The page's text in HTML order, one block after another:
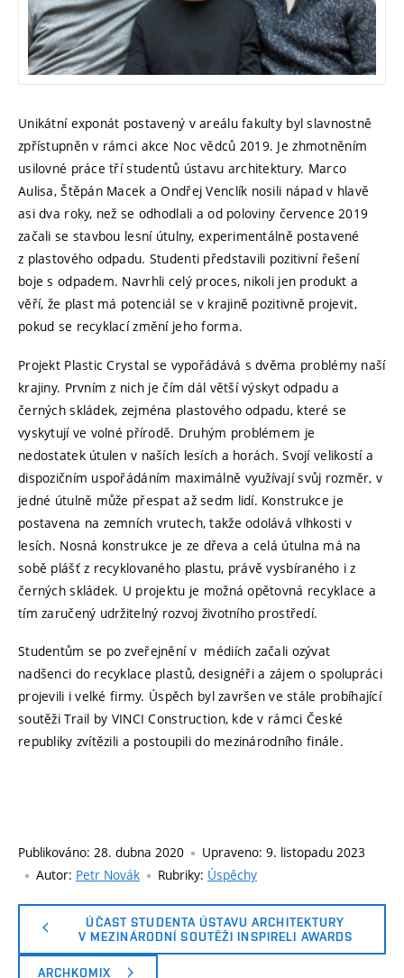
Unikátní exponát postavený v areálu fakulty byl slavnostně
zpřístupněn v rámci akce Noc vědců 2019. Je zhmotněním
usilovné práce tří studentů ústavu architektury. Marco
Aulisa, Štěpán Macek a Ondřej Venclík nosili nápad v hlavě
asi dva roky, než se odhodlali a od poloviny července 2019
začali se stavbou lesní útulny, experimentálně postavené
z plastového odpadu. Studenti představili pozitivní řešení
boje s odpadem. Navrhli celý proces, nikoli jen produkt a
věří, že plast má potenciál se v krajině pozitivně projevit,
pokud se recyklací změní jeho forma.
Projekt Plastic Crystal se vypořádává s dvěma problémy naší
krajiny. Prvním z nich je čím dál větší výskyt odpadu a
černých skládek, zejména plastového odpadu, které se
vyskytují ve volné přírodě. Druhým problémem je
nedostatek útulen v naších lesích a horách. Svojí velikostí a
dispozičním uspořádáním maximálně využívají svůj rozměr, v
jedné útulně může přespat až sedm lidí. Konstrukce je
postavena na zemních vrutech, takže odolává vlhkosti v
lesích. Nosná konstrukce je ze dřeva a celá útulna má na
sobě plášť z recyklovaného plastu, právě vysbíraného i z
černých skládek. U projektu je možná opětovná recyklace a
tím zaručený udržitelný rozvoj životního prostředí.
Studentům se po zveřejnění v médiích začali ozývat
nadšenci do recyklace plastů, designéři a zájem o spolupráci
projevili i velké firmy. Úspěch byl završen ve stále probíhající
soutěži Trail by VINCI Construction, kde v rámci České
republiky zvítězili a postoupili do mezinárodního finále.
Publikováno: 28. dubna 2020 Upraveno: 9. listopadu 2023
Autor: Petr Novák Rubriky: Úspěchy
ÚČAST STUDENTA ÚSTAVU ARCHITEKTURY
V MEZINÁRODNÍ SOUTĚŽI INSPIRELI AWARDS
ARCHKOMIX